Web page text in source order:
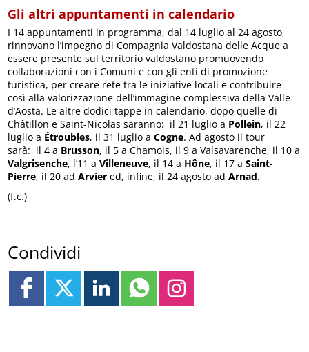
Gli altri appuntamenti in calendario
I 14 appuntamenti in programma, dal 14 luglio al 24 agosto,
rinnovano l’impegno di Compagnia Valdostana delle Acque a
essere presente sul territorio valdostano promuovendo
collaborazioni con i Comuni e con gli enti di promozione
turistica, per creare rete tra le iniziative locali e contribuire
così alla valorizzazione dell’immagine complessiva della Valle
d’Aosta. Le altre dodici tappe in calendario, dopo quelle di
Châtillon e Saint-Nicolas saranno: il 21 luglio a Pollein, il 22
luglio a Étroubles, il 31 luglio aCogne. Ad agosto il tour
sarà: il 4 a Brusson, il 5 a Chamois, il 9 a Valsavarenche, il 10 a
Valgrisenche, l’11 aVilleneuve, il 14 a Hône, il 17 aSaint-
Pierre, il 20 adArvier ed, infine, il 24 agosto adArnad.
(f.c.)
Condividi